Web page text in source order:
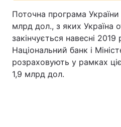
Поточна програма
млрд дол., з яких Україна
закінчується навесні
Національний банк і
розраховують у рамках
1,9 млрд дол.